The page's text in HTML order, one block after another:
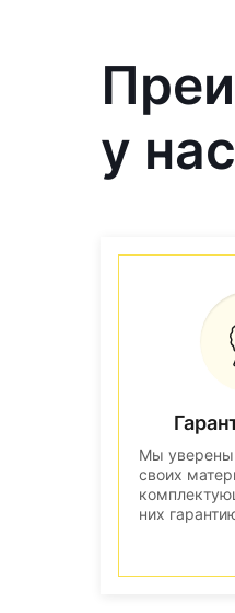
у нас
Мы уверены
своих
них